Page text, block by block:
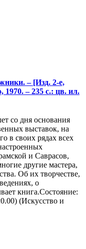
– [Изд. 2-е,
1970. – 235 с.: цв. ил.
со дня основания
выставок, на
в своих рядах всех
и Саврасов,
другие мастера,
Об их творчестве,
о
книга.Состояние:
(Искусство и